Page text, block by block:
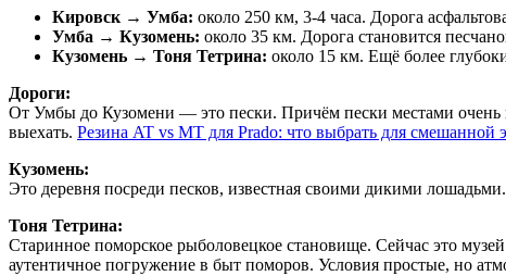
Кировск → Умба: около 250 км, 3-4 часа. Дорога
Умба → Кузомень: около 35 км. Дорога становится
Кузомень → Тоня Тетрина: около 15 км. Ещё более
Дороги:
От Умбы до Кузомени — это пески. Причём пески местами очень
выехать. Резина AT vs MT для Prado: что выбрать для смешанной
Кузомень:
Это деревня посреди песков, известная своими дикими
Тоня Тетрина:
Старинное поморское рыболовецкое становище. Сейчас это
аутентичное погружение в быт поморов. Условия простые, но